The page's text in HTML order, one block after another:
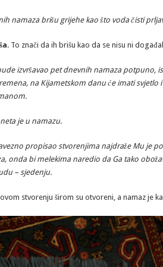
namaza brišu grijehe kao što voda čisti
. To znači da ih brišu kao da se nisu ni
izvršavao pet dnevnih namaza potpuno,
na Kijametskom danu će imati svjetlo
je u namazu.
propisao stvorenjima najdraže Mu je
onda bi melekima naredio da Ga tako
– sjedenju.
stvorenju širom su otvoreni, a namaz je